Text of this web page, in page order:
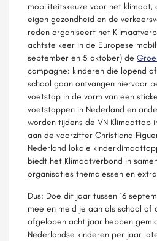
mobiliteitskeuze voor het klimaat,
eigen gezondheid en de
reden organiseert het
achtste keer in de Europese
september en 5 oktober) de
campagne: kinderen die lopend
school gaan ontvangen hiervoor
voetstap in de vorm van een
voetstappen in Nederland en
worden tijdens de VN Klimaattop
aan de voorzitter Christiana
Nederland lokale
biedt het Klimaatverbond in
organisaties themalessen en
Dus: Doe dit jaar tussen 16
mee en meld je aan als school of
afgelopen acht jaar hebben
Nederlandse kinderen per jaar